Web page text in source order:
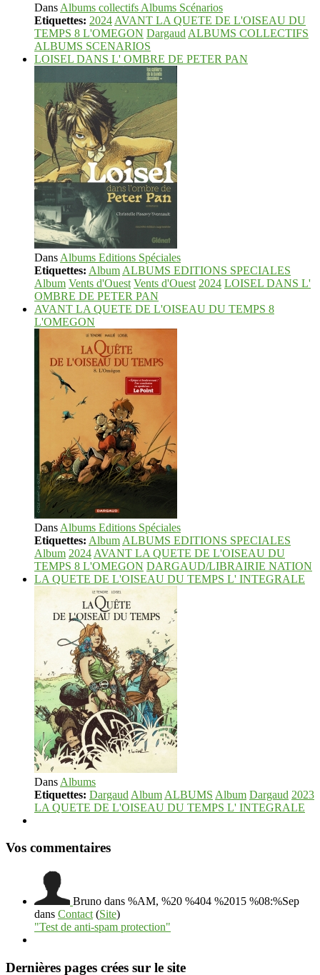
Dans Albums collectifs Albums Scénarios
Etiquettes: 2024 AVANT LA QUETE DE L'OISEAU DU
TEMPS 8 L'OMEGON Dargaud ALBUMS COLLECTIFS
ALBUMS SCENARIOS
LOISEL DANS L' OMBRE DE PETER PAN
Dans Albums Editions Spéciales
Etiquettes: Album ALBUMS EDITIONS SPECIALES
Album Vents d'Ouest Vents d'Ouest 2024 LOISEL DANS L'
OMBRE DE PETER PAN
AVANT LA QUETE DE L'OISEAU DU TEMPS 8
L'OMEGON
Dans Albums Editions Spéciales
Etiquettes: Album ALBUMS EDITIONS SPECIALES
Album 2024 AVANT LA QUETE DE L'OISEAU DU
TEMPS 8 L'OMEGON DARGAUD/LIBRAIRIE NATION
LA QUETE DE L'OISEAU DU TEMPS L' INTEGRALE
Dans Albums
Etiquettes: Dargaud Album ALBUMS Album Dargaud 2023
LA QUETE DE L'OISEAU DU TEMPS L' INTEGRALE
Vos commentaires
Bruno dans %AM, %20 %404 %2015 %08:%Sep
dans Contact (Site)
"Test de anti-spam protection"
Dernières pages crées sur le site